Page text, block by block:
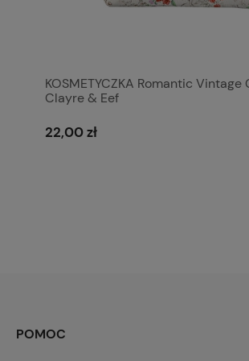
KOSMETYCZKA Romantic Vintage
Clayre & Eef
22,00 zł
POMOC